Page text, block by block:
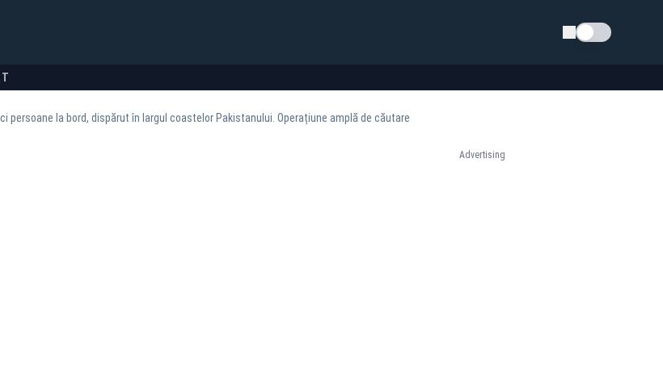
Schimba tema
persoane la bord, dispărut în largul coastelor Pakistanului. Operațiune amplă de căutare
Advertising